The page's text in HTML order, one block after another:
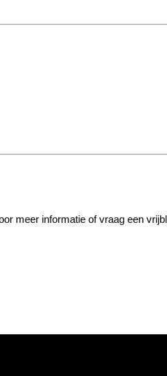
meer informatie of vraag een